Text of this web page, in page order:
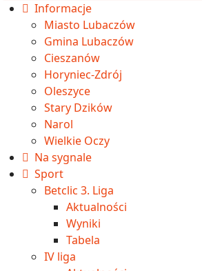
Informacje
Miasto Lubaczów
Gmina Lubaczów
Cieszanów
Horyniec-Zdrój
Oleszyce
Stary Dzików
Narol
Wielkie Oczy
Na sygnale
Sport
Betclic 3. Liga
Aktualności
Wyniki
Tabela
IV liga